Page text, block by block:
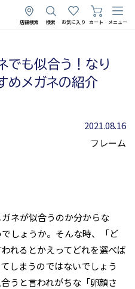
店舗検索 検索 お気に入り カート メニュー
でも似合う！なり
めメガネの紹介
2021.08.16
フレーム
ネが似合うのか分からな
しょうか。そんな時、「ど
れるとかえってどれを選べば
しまうのではないでしょう
うと言われがちな「卵顔さ